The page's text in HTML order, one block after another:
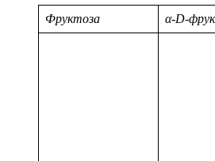
Фруктоза α-D-